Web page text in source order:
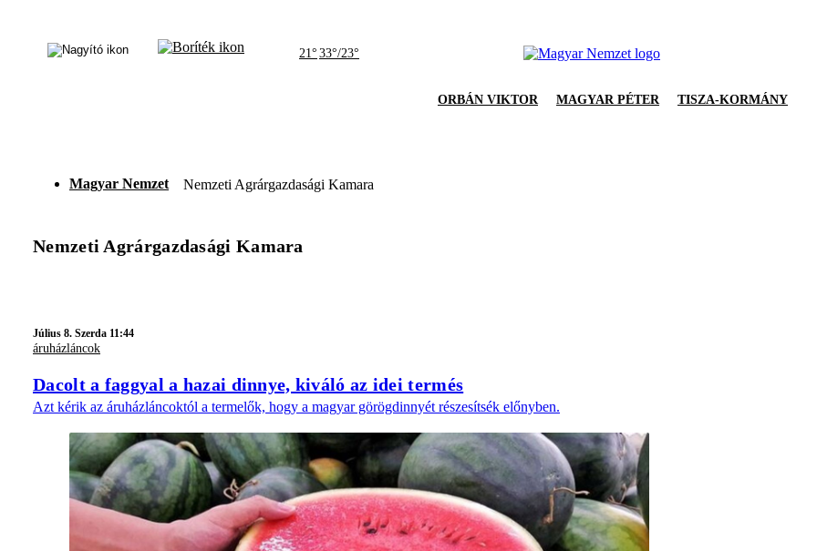
21° 33°/23°
ORBÁN VIKTOR MAGYAR PÉTER TISZA-KORMÁNY
Magyar Nemzet Nemzeti Agrárgazdasági Kamara
Nemzeti Agrárgazdasági Kamara
Július 8. Szerda 11:44
áruházláncok
Dacolt a faggyal a hazai dinnye, kiváló az idei termés
Azt kérik az áruházláncoktól a termelők, hogy a magyar görögdinnyét részesítsék előnyben.